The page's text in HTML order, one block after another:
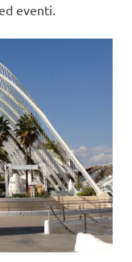
eventi.